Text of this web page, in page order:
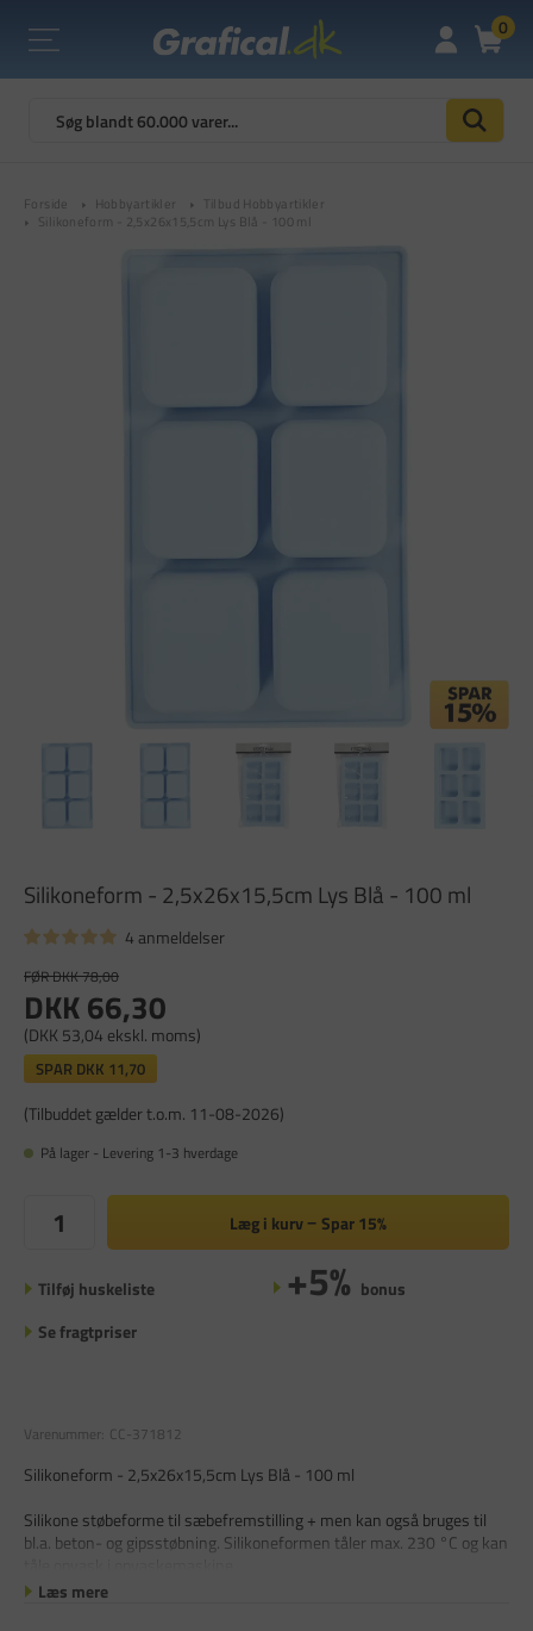
0
Forside Hobbyartikler
Tilbud Hobbyartikler
Silikoneform - 2,5x26x15,5cm Lys Blå - 100 ml
Silikoneform - 2,5x26x15,5cm Lys Blå - 100 ml
4 anmeldelser
FØR DKK 78,00
DKK 66,30
(DKK 53,04 ekskl. moms)
SPAR DKK 11,70
(Tilbuddet gælder t.o.m. 11-08-2026)
På lager - Levering 1-3 hverdage
Læg i kurv Spar 15%
Tilføj huskeliste +5% bonus
Se fragtpriser
Varenummer: CC-371812
Silikoneform - 2,5x26x15,5cm Lys Blå - 100 ml
Silikone støbeforme til sæbefremstilling + men kan også bruges til
bl.a. beton- og gipsstøbning. Silikoneformen tåler max. 230 °C og kan
Læs mere